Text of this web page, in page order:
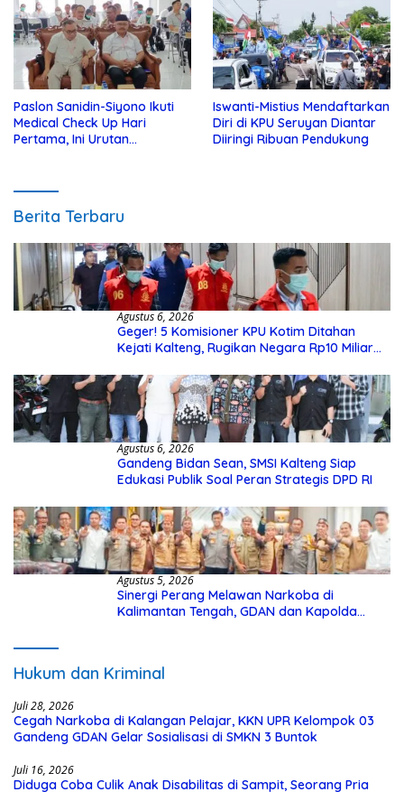
Paslon Sanidin-Siyono Ikuti
Medical Check Up Hari
Pertama, Ini Urutan
Iswanti-Mistius Mendaftarkan
Diri di KPU Seruyan Diantar
Diiringi Ribuan Pendukung
Berita Terbaru
Agustus 6, 2026
Geger! 5 Komisioner KPU Kotim Ditahan
Kejati Kalteng, Rugikan Negara Rp10 Miliar
Agustus 6, 2026
Gandeng Bidan Sean, SMSI Kalteng Siap
Edukasi Publik Soal Peran Strategis DPD RI
Agustus 5, 2026
Sinergi Perang Melawan Narkoba di
Kalimantan Tengah, GDAN dan Kapolda
Hukum dan Kriminal
Juli 28, 2026
Cegah Narkoba di Kalangan Pelajar, KKN UPR Kelompok 03
Gandeng GDAN Gelar Sosialisasi di SMKN 3 Buntok
Juli 16, 2026
Diduga Coba Culik Anak Disabilitas di Sampit, Seorang Pria